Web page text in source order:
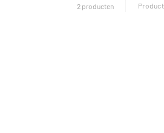
2 producten Product